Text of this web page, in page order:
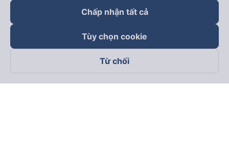
Theo dõi chúng tôi trên
Chấp nhận tất cả
Tùy chọn cookie
Từ chối